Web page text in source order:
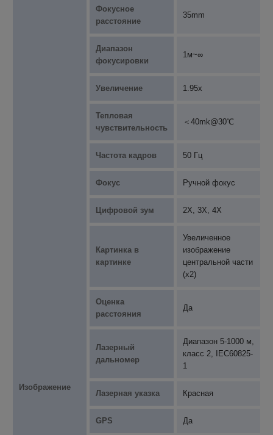
Изображение
Фокусное
расстояние
35mm
Диапазон
фокусировки
1м~∞
Увеличение 1.95x
Тепловая
чувствительность
＜40mk@30℃
Частота кадров 50 Гц
Фокус Ручной фокус
Цифровой зум 2X, 3X, 4X
Картинка в
картинке
Увеличенное
изображение
центральной части
(x2)
Оценка
расстояния
Да
Лазерный
дальномер
Диапазон 5-1000 м,
класс 2, IEC60825-
1
Лазерная указка Красная
GPS Да